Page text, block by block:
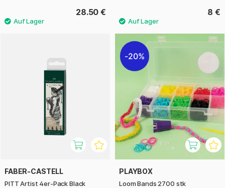
28.50 € 8 €
FABER-CASTELL
PITT Artist 4er-Pack Black
20%
PLAYBOX
Loom Bands 2700 stk